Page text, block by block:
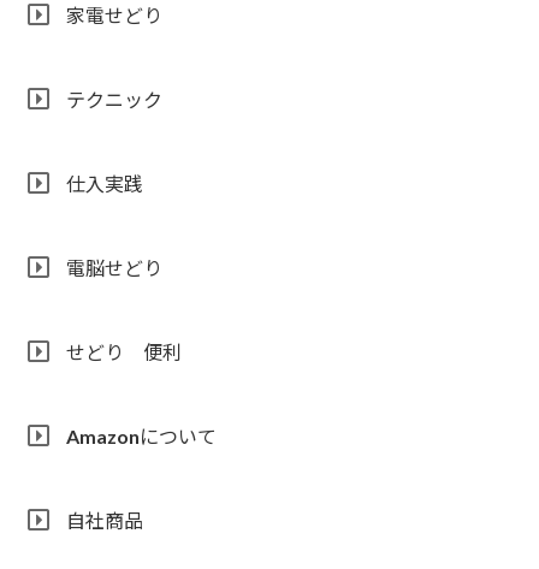
家電せどり
テクニック
仕入実践
電脳せどり
せどり 便利
Amazonについて
自社商品